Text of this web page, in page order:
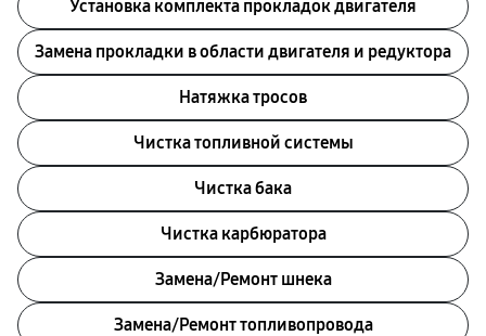
Установка комплекта прокладок двигателя
Замена прокладки в области двигателя и редуктора
Натяжка тросов
Чистка топливной системы
Чистка бака
Чистка карбюратора
Замена/Pемонт шнека
Замена/Pемонт топливопровода